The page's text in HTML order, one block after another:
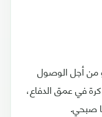
من أجل الوصول
في عمق الدفاع،
صبحي.